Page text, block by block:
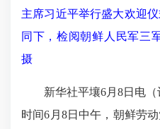
主席习近平举行盛大欢迎
同下，检阅朝鲜人民军三
摄
新华社平壤6月8日电（
时间6月8日中午，朝鲜劳